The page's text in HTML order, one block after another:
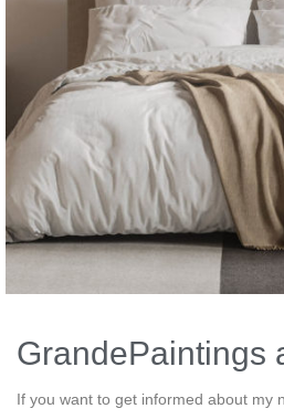
GrandePaintings
If you want to get informed about my